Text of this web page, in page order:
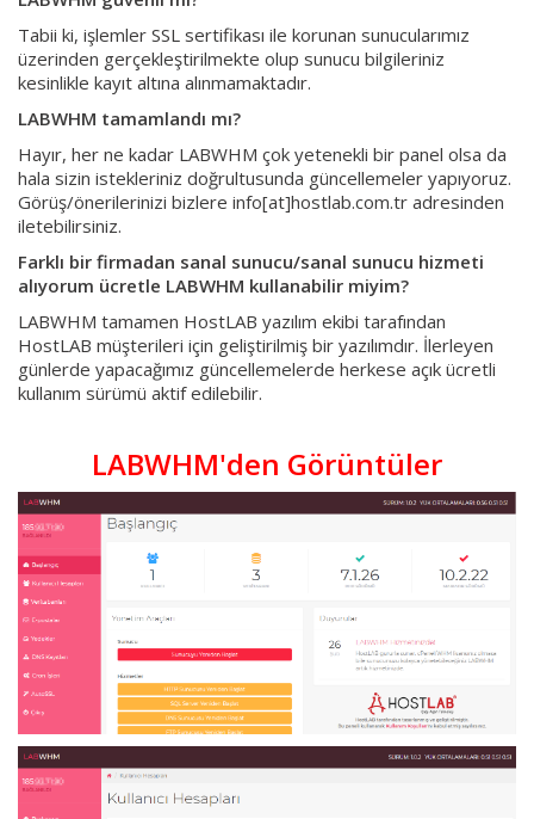
Tabii ki, işlemler SSL sertifikası ile korunan sunucularımız
üzerinden gerçekleştirilmekte olup sunucu bilgileriniz
kesinlikle kayıt altına alınmamaktadır.
LABWHM tamamlandı mı?
Hayır, her ne kadar LABWHM çok yetenekli bir panel olsa da
hala sizin istekleriniz doğrultusunda güncellemeler yapıyoruz.
Görüş/önerilerinizi bizlere info[at]hostlab.com.tr adresinden
iletebilirsiniz.
Farklı bir firmadan sanal sunucu/sanal sunucu hizmeti
alıyorum ücretle LABWHM kullanabilir miyim?
LABWHM tamamen HostLAB yazılım ekibi tarafından
HostLAB müşterileri için geliştirilmiş bir yazılımdır. İlerleyen
günlerde yapacağımız güncellemelerde herkese açık ücretli
kullanım sürümü aktif edilebilir.
LABWHM'den Görüntüler